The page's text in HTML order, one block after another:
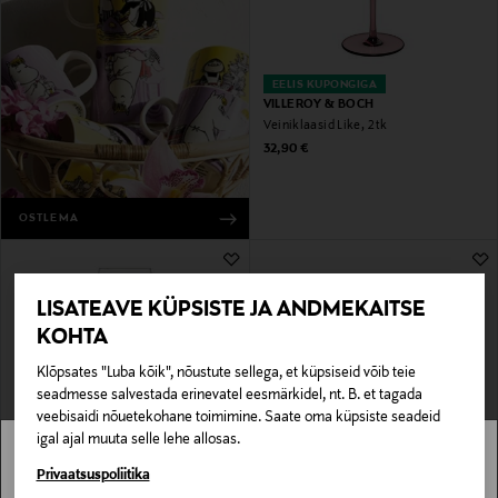
LISATEAVE KÜPSISTE JA ANDMEKAITSE
KOHTA
Klõpsates "Luba kõik", nõustute sellega, et küpsiseid võib teie
seadmesse salvestada erinevatel eesmärkidel, nt. B. et tagada
veebisaidi nõuetekohane toimimine. Saate oma küpsiste seadeid
igal ajal muuta selle lehe allosas.
Privaatsuspoliitika
OSTLEMA
EELIS KUPONGIGA
VILLEROY & BOCH
Veiniklaasid Like, 2 tk
Original Price
32,90 €
ZWIESEL GLAS
Stockmann pole Sinu riigis saadaval.